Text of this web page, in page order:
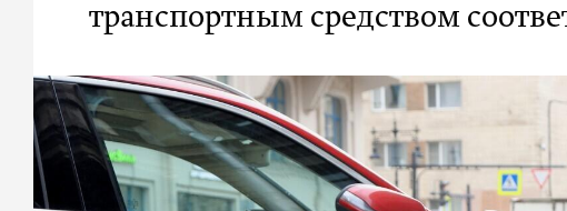
транспортным средством